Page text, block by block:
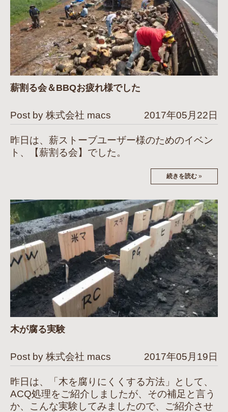
薪割る会＆BBQお疲れ様でした
Post by 株式会社 macs 2017年05月22日
昨日は、薪ストーブユーザー様のためのイベン
ト、【薪割る会】でした。
続きを読む »
木が腐る実験
Post by 株式会社 macs 2017年05月19日
昨日は、「木を腐りにくくする方法」として、
ACQ処理をご紹介しましたが、その補足と言う
か、こんな実験してみましたので、ご紹介させ